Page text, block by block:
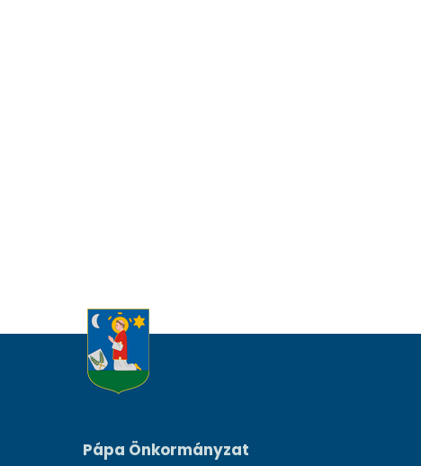
Pápa Önkormányzat